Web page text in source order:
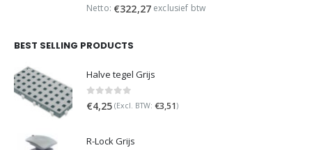
€499,95. €389,95.
Netto: €322,27exclusief btw
BEST SELLING PRODUCTS
Halve tegel Grijs
0 out of 5
€4,25 (Excl. BTW: €3,51)
R-Lock Grijs